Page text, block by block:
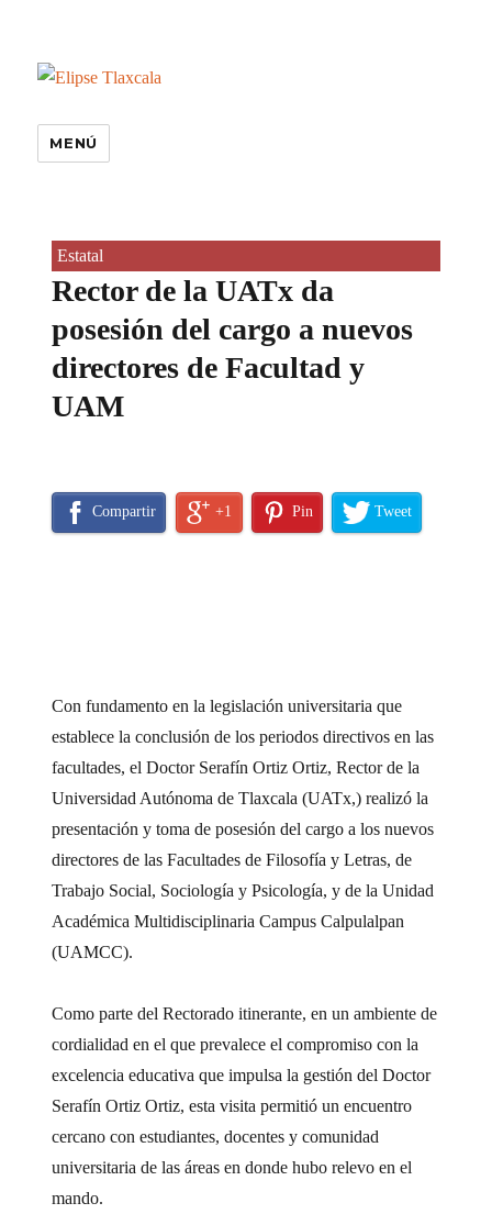
MENÚ
Estatal
Rector de la UATx da
posesión del cargo a nuevos
directores de Facultad y
UAM
Compartir +1 Pin Tweet
Con fundamento en la legislación universitaria que
establece la conclusión de los periodos directivos en las
facultades, el Doctor Serafín Ortiz Ortiz, Rector de la
Universidad Autónoma de Tlaxcala (UATx,) realizó la
presentación y toma de posesión del cargo a los nuevos
directores de las Facultades de Filosofía y Letras, de
Trabajo Social, Sociología y Psicología, y de la Unidad
Académica Multidisciplinaria Campus Calpulalpan
(UAMCC).
Como parte del Rectorado itinerante, en un ambiente de
cordialidad en el que prevalece el compromiso con la
excelencia educativa que impulsa la gestión del Doctor
Serafín Ortiz Ortiz, esta visita permitió un encuentro
cercano con estudiantes, docentes y comunidad
universitaria de las áreas en donde hubo relevo en el
mando.